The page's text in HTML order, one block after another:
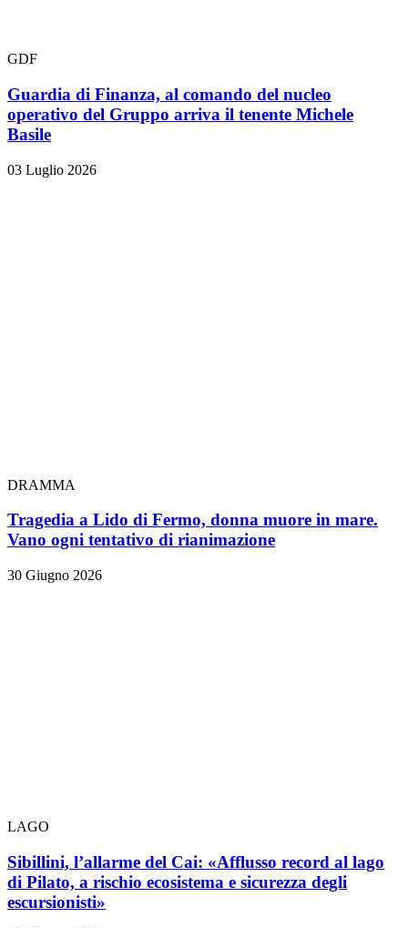
GDF
Guardia di Finanza, al comando del nucleo
operativo del Gruppo arriva il tenente Michele
Basile
03 Luglio 2026
DRAMMA
Tragedia a Lido di Fermo, donna muore in mare.
Vano ogni tentativo di rianimazione
30 Giugno 2026
LAGO
Sibillini, l’allarme del Cai: «Afflusso record al lago
di Pilato, a rischio ecosistema e sicurezza degli
escursionisti»